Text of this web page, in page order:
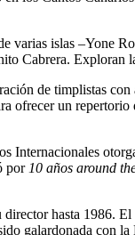
varias islas –Yone
Cabrera. Exploran
de timplistas
ofrecer un
por 10 años around
hasta 1986.
galardonada con